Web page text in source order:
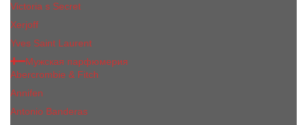
Victoria s Secret
Xerjoff
Yves Saint Laurent
Мужская парфюмерия
Abercrombie & Fitch
Annifen
Antonio Banderas